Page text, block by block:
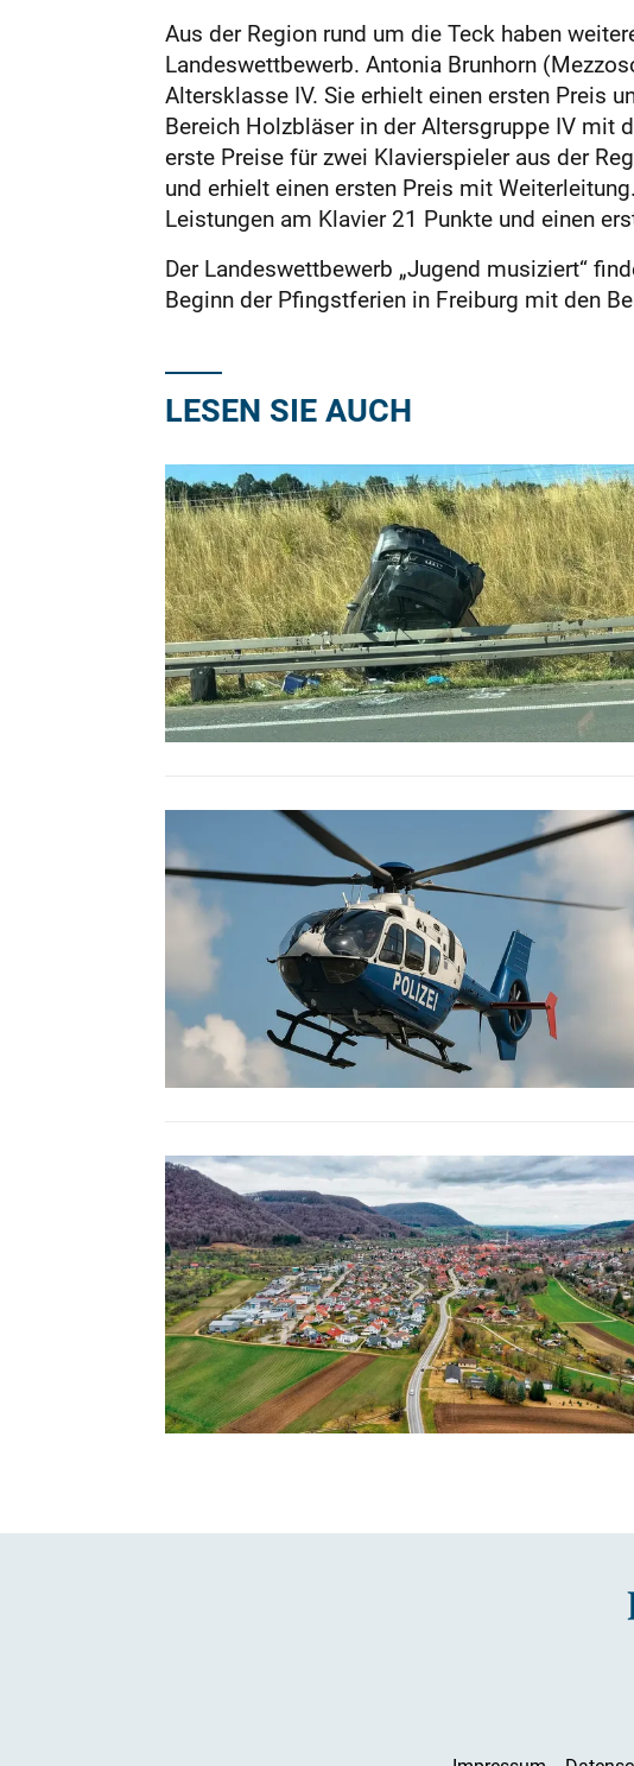
Aus der Region rund um die Teck haben
Landeswettbewerb. Antonia Brunhorn
Altersklasse IV. Sie erhielt einen ersten Preis
Bereich Holzbläser in der Altersgruppe IV mit
erste Preise für zwei Klavierspieler aus der
und erhielt einen ersten Preis mit
Leistungen am Klavier 21 Punkte und einen
Der Landeswettbewerb „Jugend musiziert“
Beginn der Pfingstferien in Freiburg mit den
LESEN SIE AUCH